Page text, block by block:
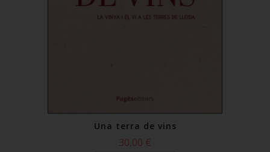
Una terra de vins
30,00 €